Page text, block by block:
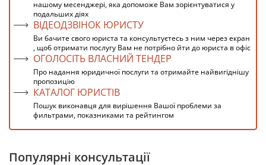
нашому месенджері, яка допоможе Вам зорієнтуватися у
подальших діях
ВІДЕОДЗВІНОК ЮРИСТУ
Ви бачите свого юриста та консультуєтесь з ним через екран
, щоб отримати послугу Вам не потрібно йти до юриста в офіс
ОГОЛОСІТЬ ВЛАСНИЙ ТЕНДЕР
Про надання юридичної послуги та отримайте найвигіднішу
пропозицію
КАТАЛОГ ЮРИСТІВ
Пошук виконавця для вирішення Вашої проблеми за
фильтрами, показниками та рейтингом
Популярні консультації